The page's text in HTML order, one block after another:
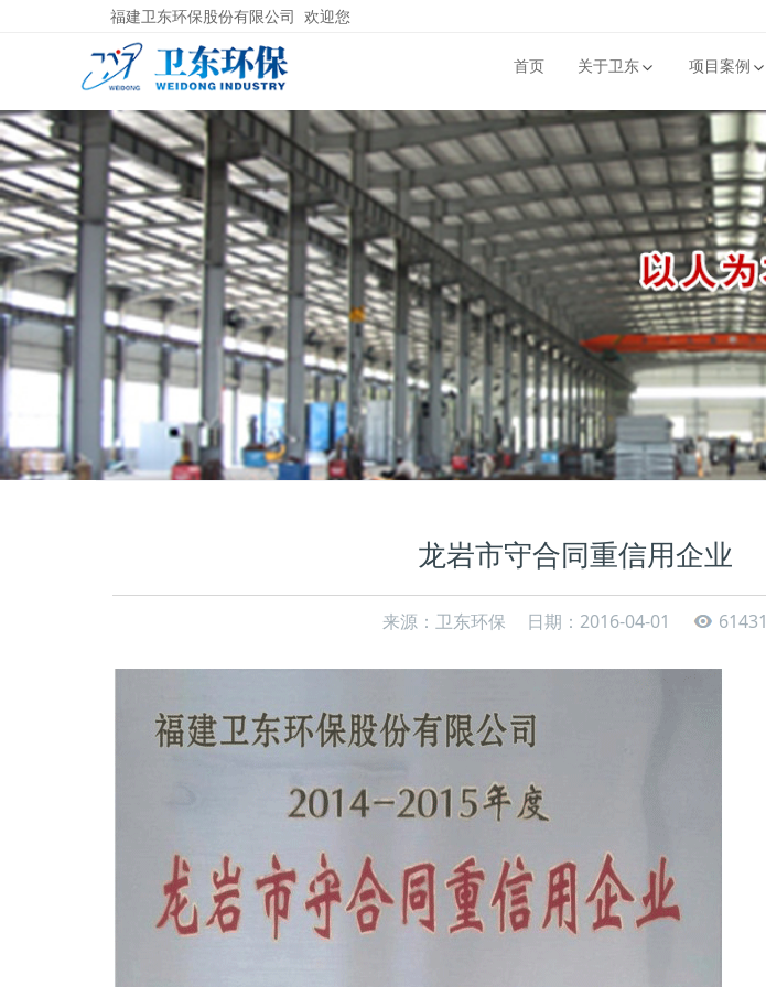
福建卫东环保股份有限公司 欢迎您
首页 关于卫东 项目案例
龙岩市守合同重信用企业
来源：卫东环保 日期：2016-04-01 61431